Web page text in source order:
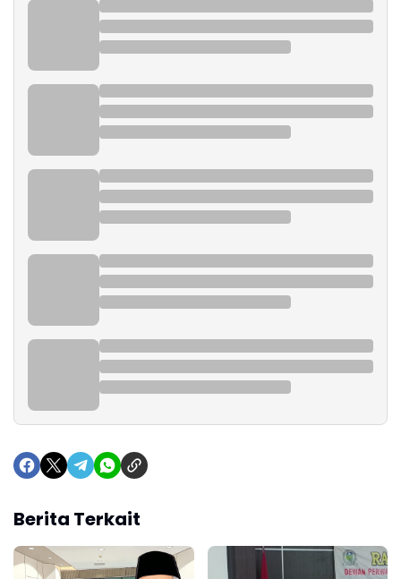
Berita Terkait